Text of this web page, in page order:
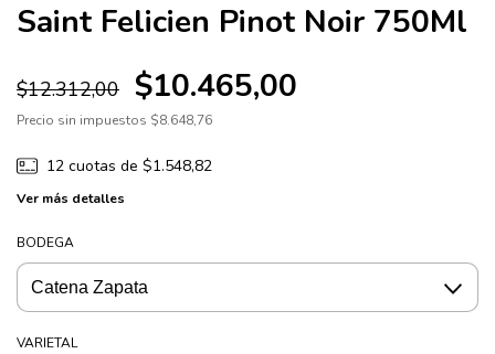
Saint Felicien Pinot Noir 750Ml
$12.312,00 $10.465,00
Precio sin impuestos $8.648,76
12 cuotas de $1.548,82
Ver más detalles
BODEGA
VARIETAL